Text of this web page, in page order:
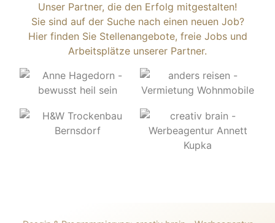
Unser Partner, die den Erfolg mitgestalten!
Sie sind auf der Suche nach einen neuen Job?
Hier finden Sie Stellenangebote, freie Jobs und
Arbeitsplätze unserer Partner.